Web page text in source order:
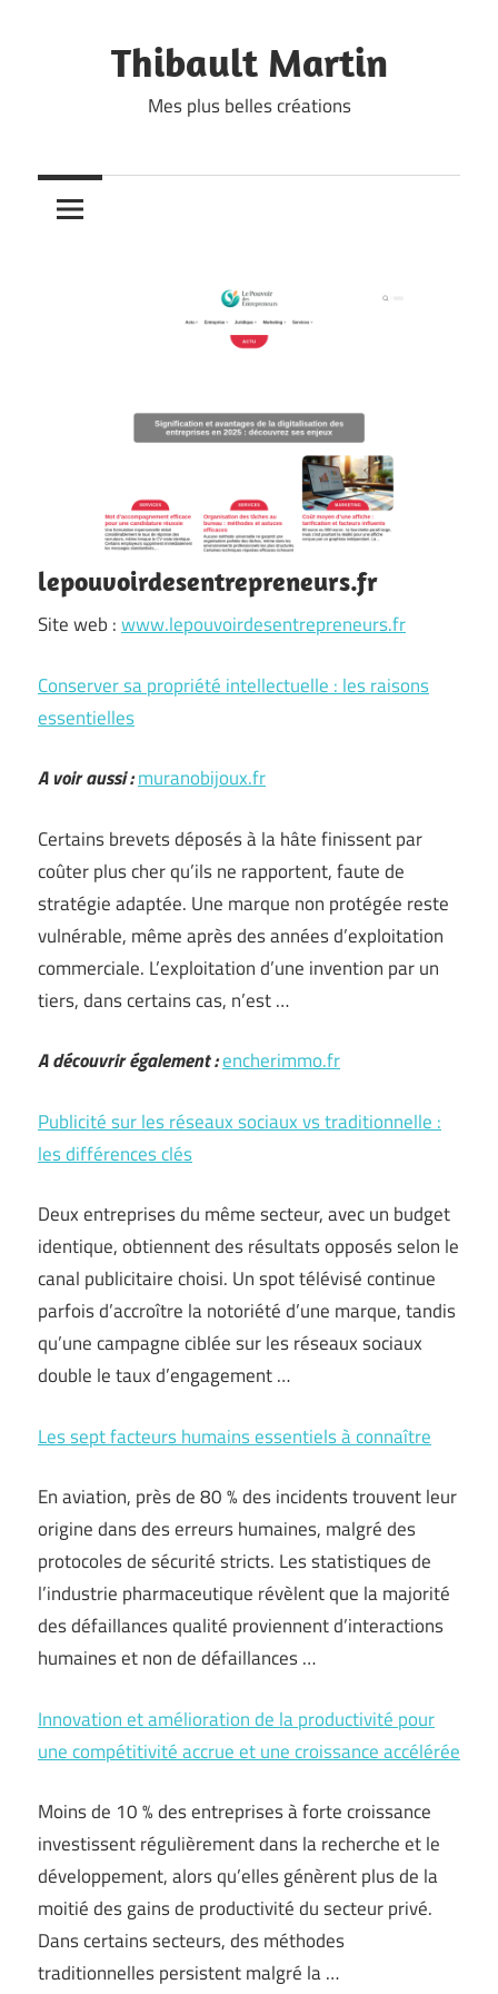
Thibault Martin
Mes plus belles créations
lepouvoirdesentrepreneurs.fr
Site web :www.lepouvoirdesentrepreneurs.fr
Conserver sa propriété intellectuelle : les raisons
essentielles
A voir aussi :muranobijoux.fr
Certains brevets déposés à la hâte finissent par
coûter plus cher qu’ils ne rapportent, faute de
stratégie adaptée. Une marque non protégée reste
vulnérable, même après des années d’exploitation
commerciale. L’exploitation d’une invention par un
tiers, dans certains cas, n’est …
A découvrir également :encherimmo.fr
Publicité sur les réseaux sociaux vs traditionnelle :
les différences clés
Deux entreprises du même secteur, avec un budget
identique, obtiennent des résultats opposés selon le
canal publicitaire choisi. Un spot télévisé continue
parfois d’accroître la notoriété d’une marque, tandis
qu’une campagne ciblée sur les réseaux sociaux
double le taux d’engagement …
Les sept facteurs humains essentiels à connaître
En aviation, près de 80 % des incidents trouvent leur
origine dans des erreurs humaines, malgré des
protocoles de sécurité stricts. Les statistiques de
l’industrie pharmaceutique révèlent que la majorité
des défaillances qualité proviennent d’interactions
humaines et non de défaillances …
Innovation et amélioration de la productivité pour
une compétitivité accrue et une croissance accélérée
Moins de 10 % des entreprises à forte croissance
investissent régulièrement dans la recherche et le
développement, alors qu’elles génèrent plus de la
moitié des gains de productivité du secteur privé.
Dans certains secteurs, des méthodes
traditionnelles persistent malgré la …